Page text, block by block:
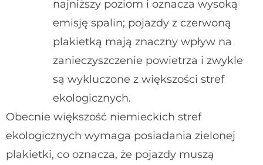
najniższy poziom i oznacza wysoką
emisję spalin; pojazdy z czerwoną
plakietką mają znaczny wpływ na
zanieczyszczenie powietrza i zwykle
są wykluczone z większości stref
ekologicznych.
Obecnie większość niemieckich stref
ekologicznych wymaga posiadania zielonej
plakietki, co oznacza, że pojazdy muszą